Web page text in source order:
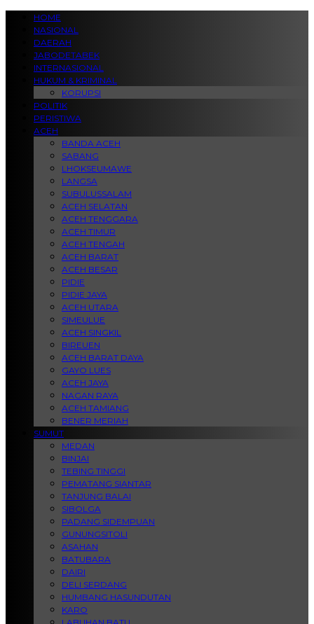
HOME
NASIONAL
DAERAH
JABODETABEK
INTERNASIONAL
HUKUM & KRIMINAL
KORUPSI
POLITIK
PERISTIWA
ACEH
BANDA ACEH
SABANG
LHOKSEUMAWE
LANGSA
SUBULUSSALAM
ACEH SELATAN
ACEH TENGGARA
ACEH TIMUR
ACEH TENGAH
ACEH BARAT
ACEH BESAR
PIDIE
PIDIE JAYA
ACEH UTARA
SIMEULUE
ACEH SINGKIL
BIREUEN
ACEH BARAT DAYA
GAYO LUES
ACEH JAYA
NAGAN RAYA
ACEH TAMIANG
BENER MERIAH
SUMUT
MEDAN
BINJAI
TEBING TINGGI
PEMATANG SIANTAR
TANJUNG BALAI
SIBOLGA
PADANG SIDEMPUAN
GUNUNGSITOLI
ASAHAN
BATUBARA
DAIRI
DELI SERDANG
HUMBANG HASUNDUTAN
KARO